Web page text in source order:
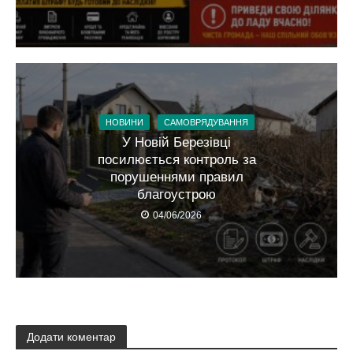
НОВИНИ САМОВРЯДУВАННЯ
У Новій Березівці
посилюється контроль за
порушеннями правил
благоустрою
04/06/2026
Додати коментар